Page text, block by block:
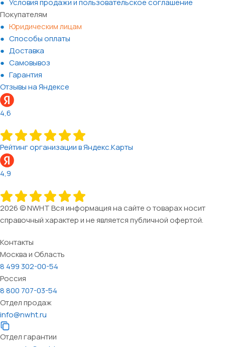
Покупателям
Юридическим лицам
Способы оплаты
Доставка
Самовывоз
Гарантия
Отзывы на Яндексе
4,6
Рейтинг организации в Яндекс.Карты
4,9
2026 © NWHT Вся информация на сайте о товарах носит
справочный характер и не является публичной офертой.
Контакты
Москва и Область
8 499 302-00-54
Россия
8 800 707-03-54
Отдел продаж
info@nwht.ru
Отдел гарантии